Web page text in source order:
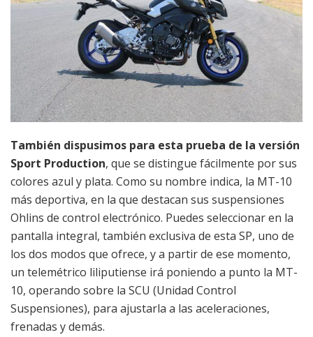
También dispusimos para esta prueba de la versión
Sport Production, que se distingue fácilmente por sus
colores azul y plata. Como su nombre indica, la MT-10
más deportiva, en la que destacan sus suspensiones
Ohlins de control electrónico. Puedes seleccionar en la
pantalla integral, también exclusiva de esta SP, uno de
los dos modos que ofrece, y a partir de ese momento,
un telemétrico liliputiense irá poniendo a punto la MT-
10, operando sobre la SCU (Unidad Control
Suspensiones), para ajustarla a las aceleraciones,
frenadas y demás.